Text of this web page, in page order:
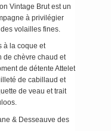
Vintage Brut est un
à privilégier
volailles fines.
à la coque et
de chèvre chaud et
de détente Attelet
de cabillaud et
de veau et trait
& Desseauve des